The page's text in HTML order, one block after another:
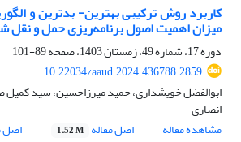
کاربرد روش ترکیبی بهترین- بدترین و
میزان اهمیت اصول برنامه‌ریزی حمل‌‌ و
دوره 17، شماره 49، زمستان 1403، صفحه
89-101
10.22034/aaud.2024.436788.2859
ابوالفضل خویشداری، حمید میرزاحسین، سید کمیل
انصاری
مشاهده مقاله
اصل مقاله 1.52 M اصل